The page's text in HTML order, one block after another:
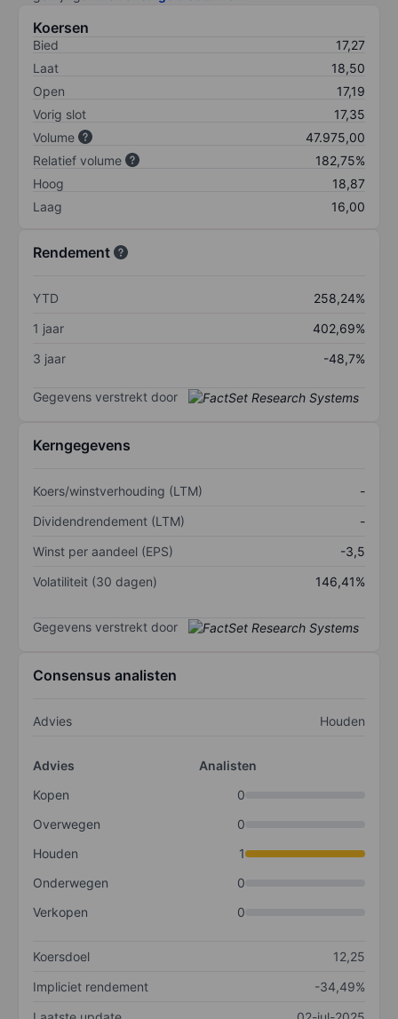
Koersen
Bied
17,27
Laat
18,50
Open
17,19
Vorig slot
17,35
Volume
47.975,00
Relatief volume
182,75%
Hoog
18,87
Laag
16,00
Rendement
YTD
258,24%
1 jaar
402,69%
3 jaar
-48,7%
Gegevens verstrekt door
Kerngegevens
Koers/winstverhouding (LTM)
-
Dividendrendement (LTM)
-
Winst per aandeel (EPS)
-3,5
Volatiliteit (30 dagen)
146,41%
Gegevens verstrekt door
Consensus analisten
Advies Houden
Advies
Analisten
Kopen
0
Overwegen
0
Houden
1
Onderwegen
0
Verkopen
0
Koersdoel
12,25
Impliciet rendement
-34,49%